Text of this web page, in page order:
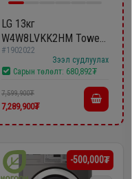
LG 13кг
W4W8LVKK2HM Tower
хатаагчтай бүрэн
автомат угаалгын
#1902022
Зээл судлуулах
Сарын төлөлт: 680,892₮
7,599,900₮
7,289,900₮
-500,000₮